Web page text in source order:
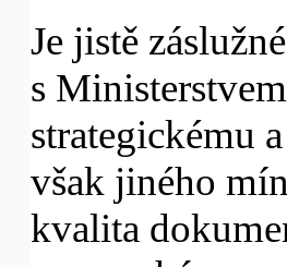
Je jistě
s
strategickému
však jiného
kvalita